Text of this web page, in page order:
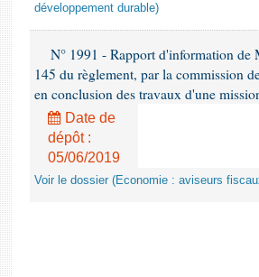
développement durable)
N° 1991 - Rapport d'information de
145 du règlement, par la commission
en conclusion des travaux d'une
Date de
dépôt :
05/06/2019
Voir le dossier (Economie : aviseurs